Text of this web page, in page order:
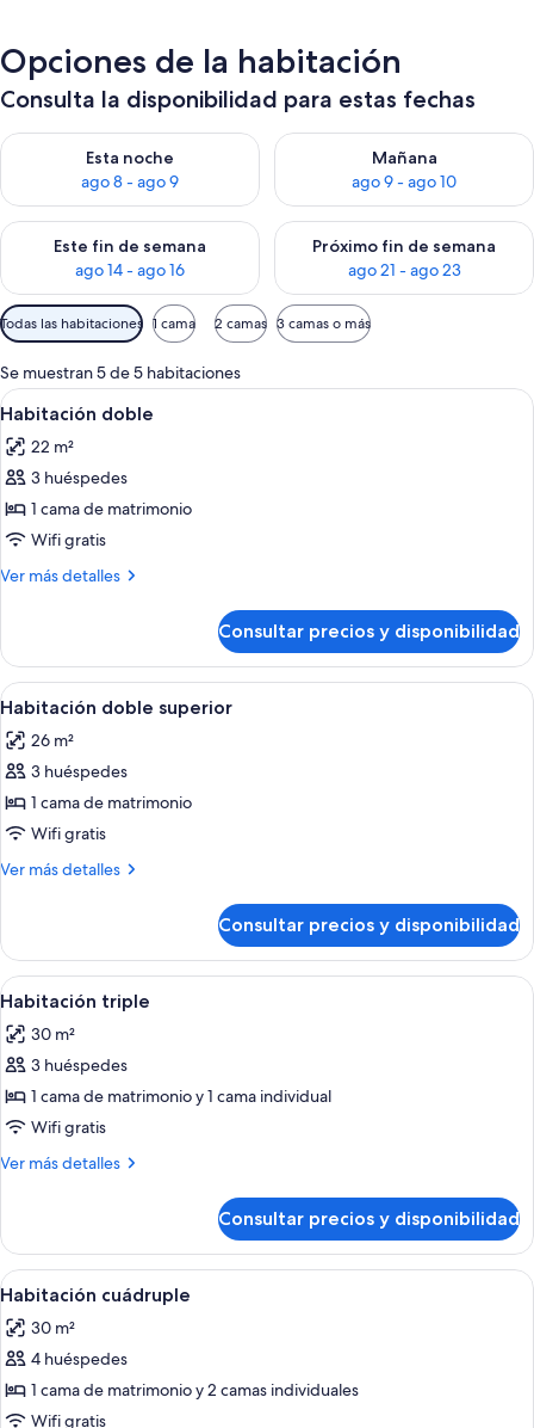
Opciones de la habitación
Consulta la disponibilidad para estas fechas
Esta noche
ago 8 - ago 9
Consulta la disponibilidad para esta noche, ago 8 - ago 9
Mañana
ago 9 - ago 10
Consulta la disponibilidad
Este fin de semana
ago 14 - ago 16
Consulta la disponibilidad para este fin de semana, ago 14 -
Próximo fin de semana
ago 21 - ago 23
Consulta la disponibilidad
Filtros
disponibles
para
las
habitaciones
Todas las habitaciones 1 cama 2 camas 3 camas o más
Se muestran 5 de 5 habitaciones
Abrir
todas
las
fotos
de
Habitación
doble
Una habitación de hotel con una
12
Habitación doble
22 m²
3 huéspedes
1 cama de matrimonio
Wifi gratis
Ver más detalles
Más
doble
Consultar precios y disponibilidad
Abrir
todas
las
fotos
de
Habitación
doble
Una habitación de hotel moderna
16
Habitación doble superior
26 m²
3 huéspedes
1 cama de matrimonio
Wifi gratis
Ver más detalles
Más
doble
superior
Consultar precios y disponibilidad
Abrir
todas
las
fotos
de
Habitación
triple
Ropa de cama de alta calidad,
15
Habitación triple
30 m²
3 huéspedes
1 cama de matrimonio y 1 cama individual
Wifi gratis
Ver más detalles
Más
triple
Consultar precios y disponibilidad
Abrir
todas
las
fotos
de
Habitación
Habitación de hotel con dos camas,
8
Habitación cuádruple
30 m²
4 huéspedes
1 cama de matrimonio y 2 camas individuales
Wifi gratis